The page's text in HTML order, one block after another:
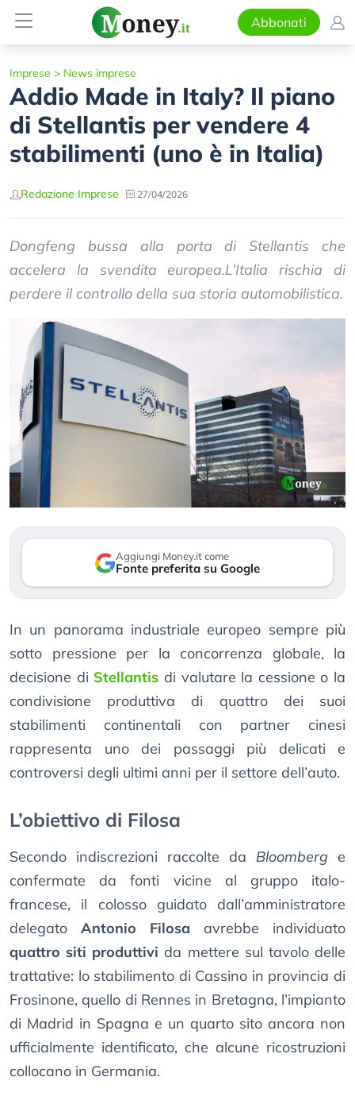
Abbonati
Imprese > News imprese
Addio Made in Italy? Il piano
di Stellantis per vendere 4
stabilimenti (uno è in Italia)
Redazione Imprese 27/04/2026
Dongfeng bussa alla porta di Stellantis che
accelera la svendita europea.L’Italia rischia di
perdere il controllo della sua storia automobilistica.
Aggiungi Money.it come
Fonte preferita su Google
In un panorama industriale europeo sempre più
sotto pressione per la concorrenza globale, la
decisione di Stellantis di valutare la cessione o la
condivisione produttiva di quattro dei suoi
stabilimenti continentali con partner cinesi
rappresenta uno dei passaggi più delicati e
controversi degli ultimi anni per il settore dell’auto.
L’obiettivo di Filosa
Secondo indiscrezioni raccolte da Bloomberg e
confermate da fonti vicine al gruppo italo-
francese, il colosso guidato dall’amministratore
delegato Antonio Filosa avrebbe individuato
quattro siti produttivi da mettere sul tavolo delle
trattative: lo stabilimento di Cassino in provincia di
Frosinone, quello di Rennes in Bretagna, l’impianto
di Madrid in Spagna e un quarto sito ancora non
ufficialmente identificato, che alcune ricostruzioni
collocano in Germania.